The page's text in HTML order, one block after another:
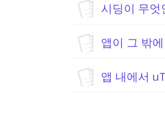
시딩이 무엇
앱이 그 밖